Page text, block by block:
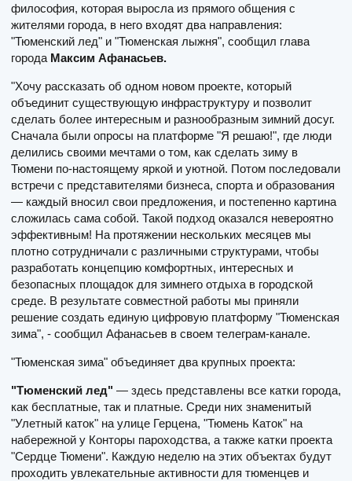
философия, которая выросла из прямого общения с
жителями города, в него входят два направления:
"Тюменский лед" и "Тюменская лыжня", сообщил глава
города Максим Афанасьев.
"Хочу рассказать об одном новом проекте, который
объединит существующую инфраструктуру и позволит
сделать более интересным и разнообразным зимний досуг.
Сначала были опросы на платформе "Я решаю!", где люди
делились своими мечтами о том, как сделать зиму в
Тюмени по-настоящему яркой и уютной. Потом последовали
встречи с представителями бизнеса, спорта и образования
— каждый вносил свои предложения, и постепенно картина
сложилась сама собой. Такой подход оказался невероятно
эффективным! На протяжении нескольких месяцев мы
плотно сотрудничали с различными структурами, чтобы
разработать концепцию комфортных, интересных и
безопасных площадок для зимнего отдыха в городской
среде. В результате совместной работы мы приняли
решение создать единую цифровую платформу "Тюменская
зима", - сообщил Афанасьев в своем телеграм-канале.
"Тюменская зима" объединяет два крупных проекта:
"Тюменский лед" — здесь представлены все катки города,
как бесплатные, так и платные. Среди них знаменитый
"Улетный каток" на улице Герцена, "Тюмень Каток" на
набережной у Конторы пароходства, а также катки проекта
"Сердце Тюмени". Каждую неделю на этих объектах будут
проходить увлекательные активности для тюменцев и